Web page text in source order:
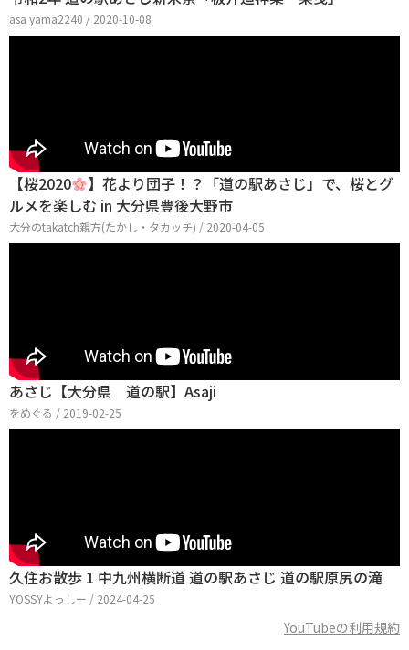
asa yama2240 / 2020-10-08
【桜2020
】花より団子！？「道の駅あさじ」で、桜とグ
ルメを楽しむ in 大分県豊後大野市
大分のtakatch親方(たかし・タカッチ) / 2020-04-05
あさじ【大分県 道の駅】Asaji
をめぐる / 2019-02-25
久住お散歩 1 中九州横断道 道の駅あさじ 道の駅原尻の滝
YOSSYよっしー / 2024-04-25
YouTubeの利用規約